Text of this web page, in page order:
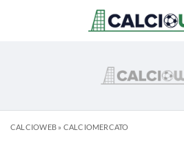
CALCIOWEB» CALCIOMERCATO